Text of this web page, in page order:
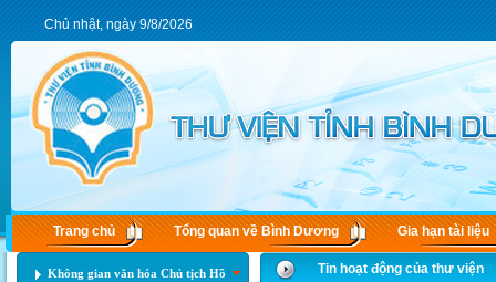
Chủ nhật, ngày 9/8/2026
Trang chủ Tổng quan về Bình Dương Gia hạn tài liệu
Không gian văn hóa Chủ tịch Hồ
Tin hoạt động của thư viện